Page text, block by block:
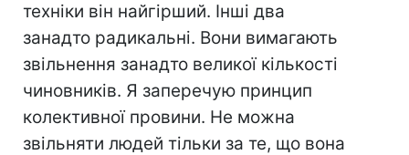
техніки він найгірший. Інші два
занадто радикальні. Вони вимагають
звільнення занадто великої кількості
чиновників. Я заперечую принцип
колективної провини. Не можна
звільняти людей тільки за те, що вона